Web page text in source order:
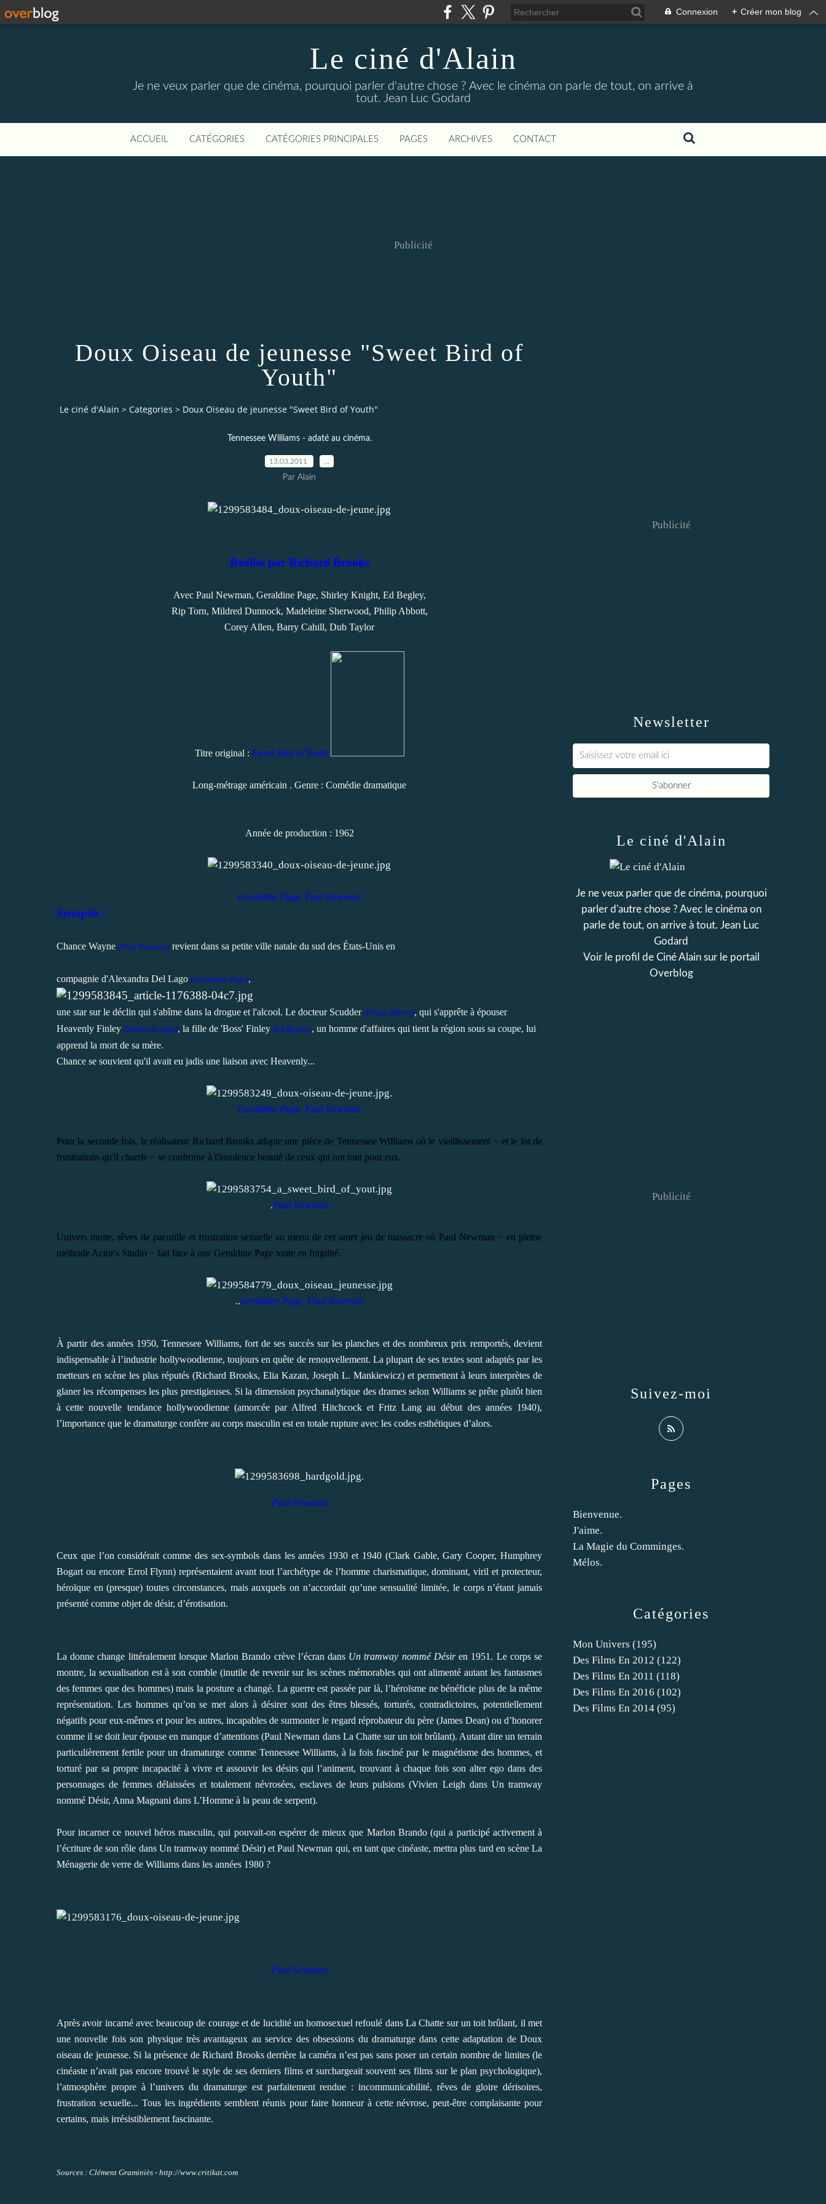
Connexion + Créer mon blog
Le ciné d'Alain
Je ne veux parler que de cinéma, pourquoi parler d'autre chose ? Avec le cinéma on parle de tout, on arrive à
tout. Jean Luc Godard
ACCUEIL CATÉGORIES CATÉGORIES PRINCIPALES PAGES ARCHIVES CONTACT
Publicité
Doux Oiseau de jeunesse "Sweet Bird of
Youth"
Le ciné d'Alain > Categories > Doux Oiseau de jeunesse "Sweet Bird of Youth"
Tennessee Williams - adaté au cinéma.
13.03.2011
Par Alain
Réalisé par Richard Brooks
Avec Paul Newman, Geraldine Page, Shirley Knight, Ed Begley,
Rip Torn, Mildred Dunnock, Madeleine Sherwood, Philip Abbott,
Corey Allen, Barry Cahill, Dub Taylor
Titre original : Sweet Bird of Youth
Long-métrage américain . Genre : Comédie dramatique
Année de production : 1962
Geraldine Page, Paul Newman
Synopsis :
Chance Wayne (Paul Newman) revient dans sa petite ville natale du sud des États-Unis en
compagnie d'Alexandra Del Lago (Geraldine Page),
une star sur le déclin qui s'abîme dans la drogue et l'alcool. Le docteur Scudder (Philip Abbott), qui s'apprête à épouser
Heavenly Finley (Shirley Knight), la fille de 'Boss' Finley (Ed Begley), un homme d'affaires qui tient la région sous sa coupe, lui
apprend la mort de sa mère.
Chance se souvient qu'il avait eu jadis une liaison avec Heavenly...
.
Geraldine Page, Paul Newman
Pour la seconde fois, le réalisateur Richard Brooks adapte une pièce de Tennessee Williams où le vieillissement − et le lot de
frustrations qu'il charrie − se confronte à l'insolence beauté de ceux qui ont tout pour eux.
.Paul Newman
Univers moite, rêves de pacotille et frustration sexuelle au menu de cet amer jeu de massacre où Paul Newman − en pleine
méthode Actor's Studio − fait face à une Geraldine Page toute en fragilité.
..Geraldine Page, Paul Newman
À partir des années 1950, Tennessee Williams, fort de ses succès sur les planches et des nombreux prix remportés, devient
indispensable à l’industrie hollywoodienne, toujours en quête de renouvellement. La plupart de ses textes sont adaptés par les
metteurs en scène les plus réputés (Richard Brooks, Elia Kazan, Joseph L. Mankiewicz) et permettent à leurs interprètes de
glaner les récompenses les plus prestigieuses. Si la dimension psychanalytique des drames selon Williams se prête plutôt bien
à cette nouvelle tendance hollywoodienne (amorcée par Alfred Hitchcock et Fritz Lang au début des années 1940),
l’importance que le dramaturge confère au corps masculin est en totale rupture avec les codes esthétiques d’alors.
.
Paul Newman
Ceux que l’on considérait comme des sex-symbols dans les années 1930 et 1940 (Clark Gable, Gary Cooper, Humphrey
Bogart ou encore Errol Flynn) représentaient avant tout l’archétype de l’homme charismatique, dominant, viril et protecteur,
héroïque en (presque) toutes circonstances, mais auxquels on n’accordait qu’une sensualité limitée, le corps n’étant jamais
présenté comme objet de désir, d’érotisation.
La donne change littéralement lorsque Marlon Brando crève l’écran dans Un tramway nommé Désiren 1951. Le corps se
montre, la sexualisation est à son comble (inutile de revenir sur les scènes mémorables qui ont alimenté autant les fantasmes
des femmes que des hommes) mais la posture a changé. La guerre est passée par là, l’héroïsme ne bénéficie plus de la même
représentation. Les hommes qu’on se met alors à désirer sont des êtres blessés, torturés, contradictoires, potentiellement
négatifs pour eux-mêmes et pour les autres, incapables de surmonter le regard réprobateur du père (James Dean) ou d’honorer
comme il se doit leur épouse en manque d’attentions (Paul Newman dans La Chatte sur un toit brûlant). Autant dire un terrain
particulièrement fertile pour un dramaturge comme Tennessee Williams, à la fois fasciné par le magnétisme des hommes, et
torturé par sa propre incapacité à vivre et assouvir les désirs qui l’animent, trouvant à chaque fois son alter ego dans des
personnages de femmes délaissées et totalement névrosées, esclaves de leurs pulsions (Vivien Leigh dans Un tramway
nommé Désir, Anna Magnani dans L’Homme à la peau de serpent).
Pour incarner ce nouvel héros masculin, qui pouvait-on espérer de mieux que Marlon Brando (qui a participé activement à
l’écriture de son rôle dans Un tramway nommé Désir) et Paul Newman qui, en tant que cinéaste, mettra plus tard en scène La
Ménagerie de verre de Williams dans les années 1980 ?
Paul Newman
Après avoir incarné avec beaucoup de courage et de lucidité un homosexuel refoulé dans La Chatte sur un toit brûlant, il met
une nouvelle fois son physique très avantageux au service des obsessions du dramaturge dans cette adaptation de Doux
oiseau de jeunesse. Si la présence de Richard Brooks derrière la caméra n’est pas sans poser un certain nombre de limites (le
cinéaste n’avait pas encore trouvé le style de ses derniers films et surchargeait souvent ses films sur le plan psychologique),
l’atmosphère propre à l’univers du dramaturge est parfaitement rendue : incommunicabilité, rêves de gloire dérisoires,
frustration sexuelle... Tous les ingrédients semblent réunis pour faire honneur à cette névrose, peut-être complaisante pour
certains, mais irrésistiblement fascinante.
Sources : Clément Graminiès - http://www.critikat.com
Newsletter
Publicité
Catégories
Mon Univers (195)
Des Films En 2012 (122)
Des Films En 2011 (118)
Des Films En 2016 (102)
Des Films En 2014 (95)
Pages
Bienvenue.
J'aime.
La Magie du Comminges.
Mélos.
Le ciné d'Alain
Je ne veux parler que de cinéma, pourquoi
parler d'autre chose ? Avec le cinéma on
parle de tout, on arrive à tout. Jean Luc
Godard
Voir le profil de Ciné Alainsur le portail
Overblog
Suivez-moi
Publicité